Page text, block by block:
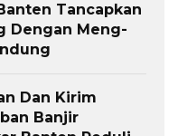
Tancapkan
Dengan Meng-
Dan Kirim
Banjir